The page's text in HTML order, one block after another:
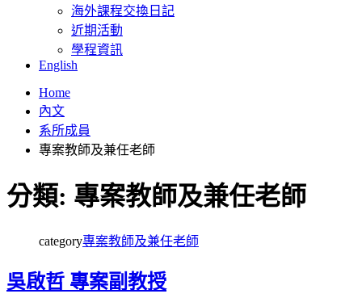
海外課程交換日記
近期活動
學程資訊
English
Home
內文
系所成員
專案教師及兼任老師
分類: 專案教師及兼任老師
category專案教師及兼任老師
吳啟哲 專案副教授